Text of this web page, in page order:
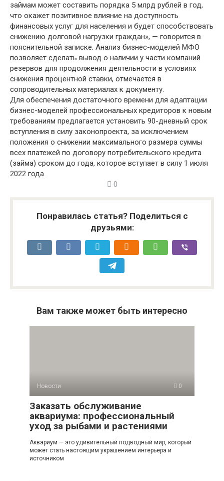
займам может составить порядка 5 млрд рублей в год,
что окажет позитивное влияние на доступность
финансовых услуг для населения и будет способствовать
снижению долговой нагрузки граждан», — говорится в
пояснительной записке. Анализ бизнес-моделей МФО
позволяет сделать вывод о наличии у части компаний
резервов для продолжения деятельности в условиях
снижения процентной ставки, отмечается в
сопроводительных материалах к документу.
Для обеспечения достаточного времени для адаптации
бизнес-моделей профессиональных кредиторов к новым
требованиям предлагается установить 90-дневный срок
вступления в силу законопроекта, за исключением
положения о снижении максимального размера суммы
всех платежей по договору потребительского кредита
(займа) сроком до года, которое вступает в силу 1 июля
2022 года.
0
Понравилась статья? Поделиться с
друзьями:
Вам также может быть интересно
Новости 0
Заказать обслуживание
аквариума: профессиональный
уход за рыбами и растениями
Аквариум — это удивительный подводный мир, который
может стать настоящим украшением интерьера и
источником